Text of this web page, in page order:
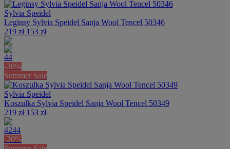
Sylvia Speidel
Leginsy Sylvia Speidel Sanja Wool Tencel 50346
219 zł 153 zł
44
-30%
Summer Sale
Sylvia Speidel
Koszulka Sylvia Speidel Sanja Wool Tencel 50349
219 zł 153 zł
4244
-30%